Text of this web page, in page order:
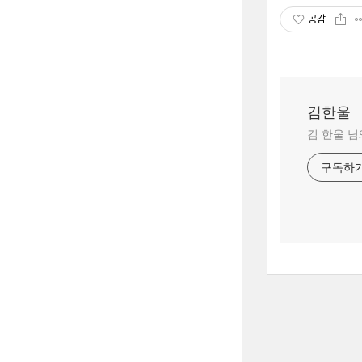
공감
김한울
김 한울 님
구독하